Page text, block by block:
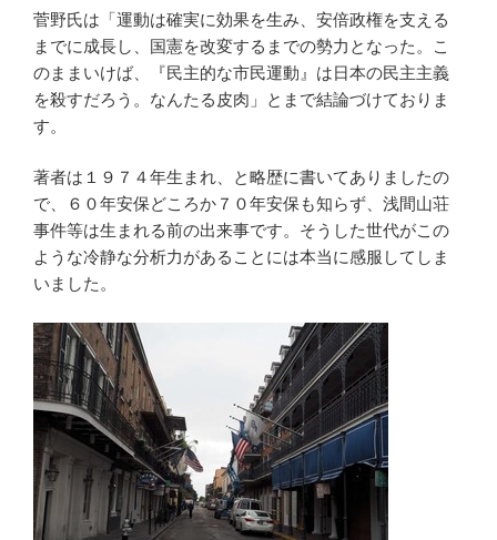
菅野氏は「運動は確実に効果を生み、安倍政権を支える
までに成長し、国憲を改変するまでの勢力となった。こ
のままいけば、『民主的な市民運動』は日本の民主主義
を殺すだろう。なんたる皮肉」とまで結論づけておりま
す。
著者は１９７４年生まれ、と略歴に書いてありましたの
で、６０年安保どころか７０年安保も知らず、浅間山荘
事件等は生まれる前の出来事です。そうした世代がこの
ような冷静な分析力があることには本当に感服してしま
いました。